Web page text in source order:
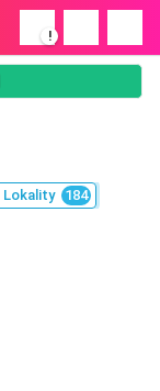
!
Lokality 184